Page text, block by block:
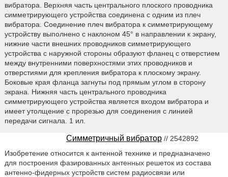
вибратора. Верхняя часть центрального плоского проводника
симметрирующего устройства соединена с одним из плеч
вибратора. Соединение плеч вибратора к симметрирующему
устройству выполнено с наклоном 45° в направлении к экрану,
нижние части внешних проводников симметрирующего
устройства с наружной стороны образуют фланец с отверстием
между внутренними поверхностями этих проводников и
отверстиями для крепления вибратора к плоскому экрану.
Боковые края фланца загнуты под прямым углом в сторону
экрана. Нижняя часть центрального проводника
симметрирующего устройства является входом вибратора и
имеет утолщение с прорезью для соединения с линией
передачи сигнала. 1 ил.
Симметричный вибратор // 2542892
Изобретение относится к антенной технике и предназначено
для построения фазированных антенных решеток из состава
антенно-фидерных устройств систем радиосвязи или